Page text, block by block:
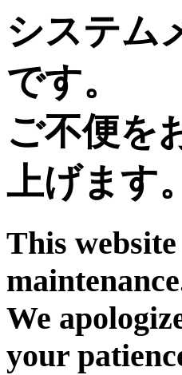
システム
です。
ご不便を
上げます。
This
We
your